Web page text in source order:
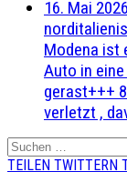
16. Mai 2026
Modena ist
Auto in
gerast+++
verletzt ,
Suchen
nach:
TEILEN TWITTERN